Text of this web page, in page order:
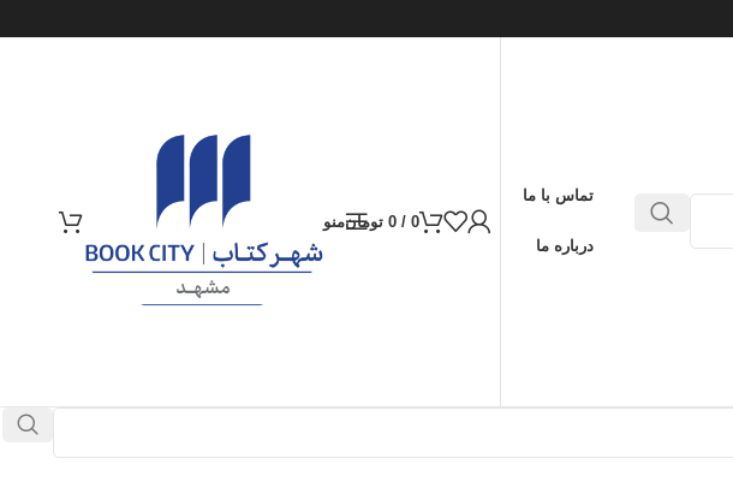
تماس با ما
درباره ما
0
/
0 تومانمنو